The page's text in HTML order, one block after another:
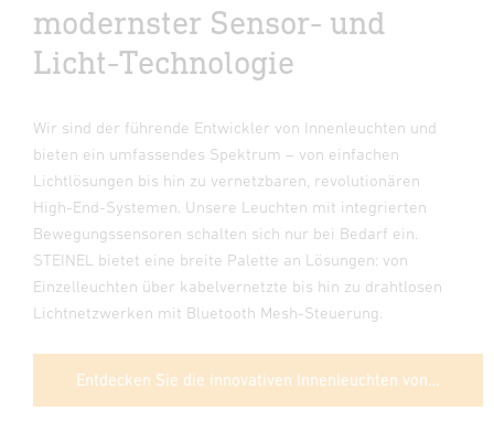
modernster Sensor- und
Licht-Technologie
Wir sind der führende Entwickler von Innenleuchten und
bieten ein umfassendes Spektrum – von einfachen
Lichtlösungen bis hin zu vernetzbaren, revolutionären
High-End-Systemen. Unsere Leuchten mit integrierten
Bewegungssensoren schalten sich nur bei Bedarf ein.
STEINEL bietet eine breite Palette an Lösungen: von
Einzelleuchten über kabelvernetzte bis hin zu drahtlosen
Lichtnetzwerken mit Bluetooth Mesh-Steuerung.
Entdecken Sie die innovativen Innenleuchten von STEINEL.